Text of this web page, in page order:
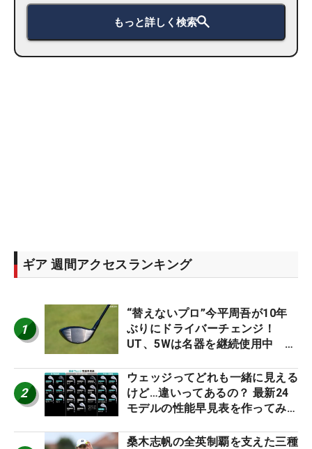
もっと詳しく検索
ギア 週間アクセスランキング
1
“替えないプロ”今平周吾が10年
ぶりにドライバーチェンジ！
UT、5Wは名器を継続使用中 #
2
ウェッジってどれも一緒に見える
けど…違いってあるの？ 最新24
モデルの性能早見表を作ってみ
桑木志帆の全英制覇を支えた三種